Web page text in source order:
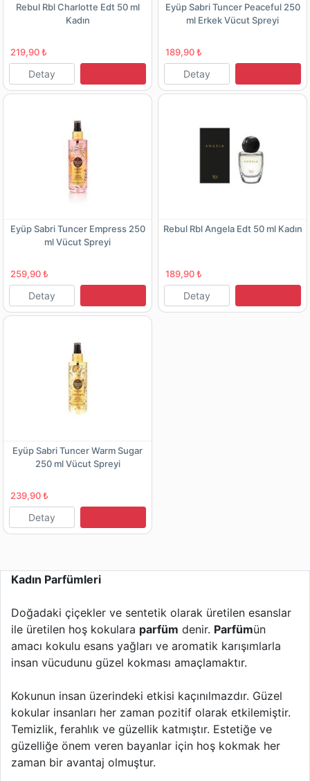
Rebul Rbl Charlotte Edt 50 ml
Kadın
219,90 ₺
Detay
Eyüp Sabri Tuncer Peaceful 250
ml Erkek Vücut Spreyi
189,90 ₺
Detay
Eyüp Sabri Tuncer Empress 250
ml Vücut Spreyi
259,90 ₺
Detay
Rebul Rbl Angela Edt 50 ml Kadın
189,90 ₺
Detay
Eyüp Sabri Tuncer Warm Sugar
250 ml Vücut Spreyi
239,90 ₺
Detay
Kadın Parfümleri
Doğadaki çiçekler ve sentetik olarak üretilen esanslar
ile üretilen hoş kokulara parfüm denir. Parfümün
amacı kokulu esans yağları ve aromatik karışımlarla
insan vücudunu güzel kokması amaçlamaktır.
Kokunun insan üzerindeki etkisi kaçınılmazdır. Güzel
kokular insanları her zaman pozitif olarak etkilemiştir.
Temizlik, ferahlık ve güzellik katmıştır. Estetiğe ve
güzelliğe önem veren bayanlar için hoş kokmak her
zaman bir avantaj olmuştur.